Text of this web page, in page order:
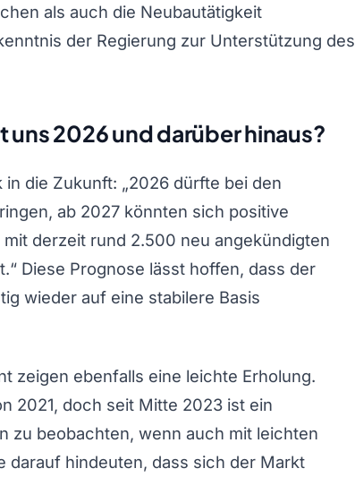
als auch die Neubautätigkeit
der Regierung zur Unterstützung des
2026 und darüber hinaus?
die Zukunft: „2026 dürfte bei den
ab 2027 könnten sich positive
derzeit rund 2.500 neu angekündigten
Diese Prognose lässt hoffen, dass der
wieder auf eine stabilere Basis
zeigen ebenfalls eine leichte Erholung.
2021, doch seit Mitte 2023 ist ein
zu beobachten, wenn auch mit leichten
darauf hindeuten, dass sich der Markt